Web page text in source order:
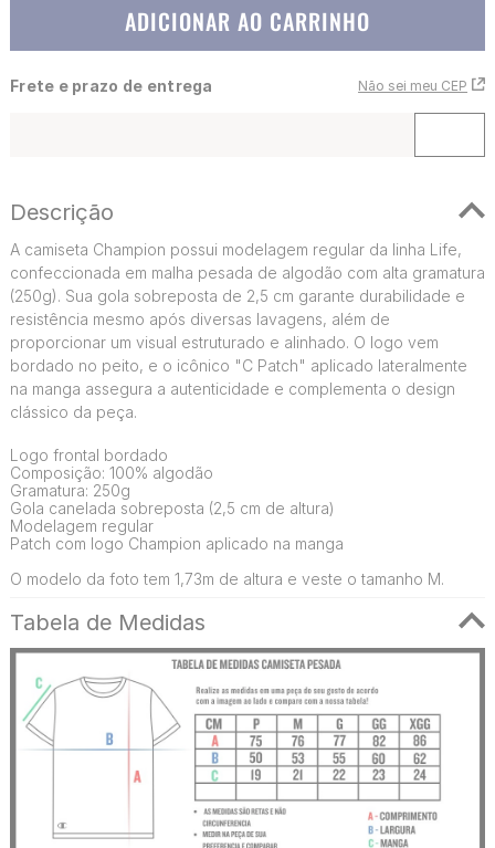
ADICIONAR AO CARRINHO
Frete e prazo de entrega Não sei meu CEP
Descrição
A camiseta Champion possui modelagem regular da linha Life,
confeccionada em malha pesada de algodão com alta gramatura
(250g). Sua gola sobreposta de 2,5 cm garante durabilidade e
resistência mesmo após diversas lavagens, além de
proporcionar um visual estruturado e alinhado. O logo vem
bordado no peito, e o icônico "C Patch" aplicado lateralmente
na manga assegura a autenticidade e complementa o design
clássico da peça.
Logo frontal bordado
Composição: 100% algodão
Gramatura: 250g
Gola canelada sobreposta (2,5 cm de altura)
Modelagem regular
Patch com logo Champion aplicado na manga
O modelo da foto tem 1,73m de altura e veste o tamanho M.
Tabela de Medidas